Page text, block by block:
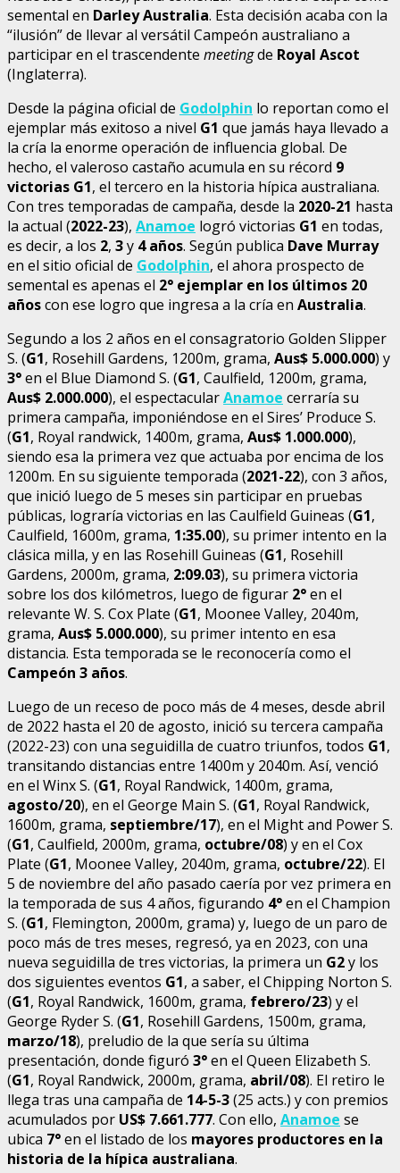
semental en Darley Australia. Esta decisión acaba con la
“ilusión” de llevar al versátil Campeón australiano a
participar en el trascendente meetingde Royal Ascot
(Inglaterra).
Desde la página oficial de Godolphin lo reportan como el
ejemplar más exitoso a nivel G1 que jamás haya llevado a
la cría la enorme operación de influencia global. De
hecho, el valeroso castaño acumula en su récord 9
victorias G1, el tercero en la historia hípica australiana.
Con tres temporadas de campaña, desde la 2020-21 hasta
la actual (2022-23), Anamoe logró victorias G1 en todas,
es decir, a los 2, 3y 4 años. Según publica Dave Murray
en el sitio oficial de Godolphin, el ahora prospecto de
semental es apenas el 2° ejemplar en los últimos 20
añoscon ese logro que ingresa a la cría en Australia.
Segundo a los 2 años en el consagratorio Golden Slipper
S. (G1, Rosehill Gardens, 1200m, grama, Aus$ 5.000.000) y
3°en el Blue Diamond S. (G1, Caulfield, 1200m, grama,
Aus$ 2.000.000), el espectacularAnamoe cerraría su
primera campaña, imponiéndose en el Sires’ Produce S.
(G1, Royal randwick, 1400m, grama, Aus$ 1.000.000),
siendo esa la primera vez que actuaba por encima de los
1200m. En su siguiente temporada (2021-22), con 3 años,
que inició luego de 5 meses sin participar en pruebas
públicas, lograría victorias en las Caulfield Guineas (G1,
Caulfield, 1600m, grama, 1:35.00), su primer intento en la
clásica milla, y en las Rosehill Guineas (G1, Rosehill
Gardens, 2000m, grama, 2:09.03), su primera victoria
sobre los dos kilómetros, luego de figurar 2°en el
relevante W. S. Cox Plate (G1, Moonee Valley, 2040m,
grama, Aus$ 5.000.000), su primer intento en esa
distancia. Esta temporada se le reconocería como el
Campeón 3 años.
Luego de un receso de poco más de 4 meses, desde abril
de 2022 hasta el 20 de agosto, inició su tercera campaña
(2022-23) con una seguidilla de cuatro triunfos, todos G1,
transitando distancias entre 1400m y 2040m. Así, venció
en el Winx S. (G1, Royal Randwick, 1400m, grama,
agosto/20), en el George Main S. (G1, Royal Randwick,
1600m, grama, septiembre/17), en el Might and Power S.
(G1, Caulfield, 2000m, grama, octubre/08) y en el Cox
Plate (G1, Moonee Valley, 2040m, grama, octubre/22). El
5 de noviembre del año pasado caería por vez primera en
la temporada de sus 4 años, figurando 4°en el Champion
S. (G1, Flemington, 2000m, grama) y, luego de un paro de
poco más de tres meses, regresó, ya en 2023, con una
nueva seguidilla de tres victorias, la primera un G2y los
dos siguientes eventos G1, a saber, el Chipping Norton S.
(G1, Royal Randwick, 1600m, grama, febrero/23) y el
George Ryder S. (G1, Rosehill Gardens, 1500m, grama,
marzo/18), preludio de la que sería su última
presentación, donde figuró 3°en el Queen Elizabeth S.
(G1, Royal Randwick, 2000m, grama, abril/08). El retiro le
llega tras una campaña de 14-5-3(25 acts.) y con premios
acumulados por US$ 7.661.777. Con ello, Anamoe se
ubica 7°en el listado de los mayores productores en la
historia de la hípica australiana.